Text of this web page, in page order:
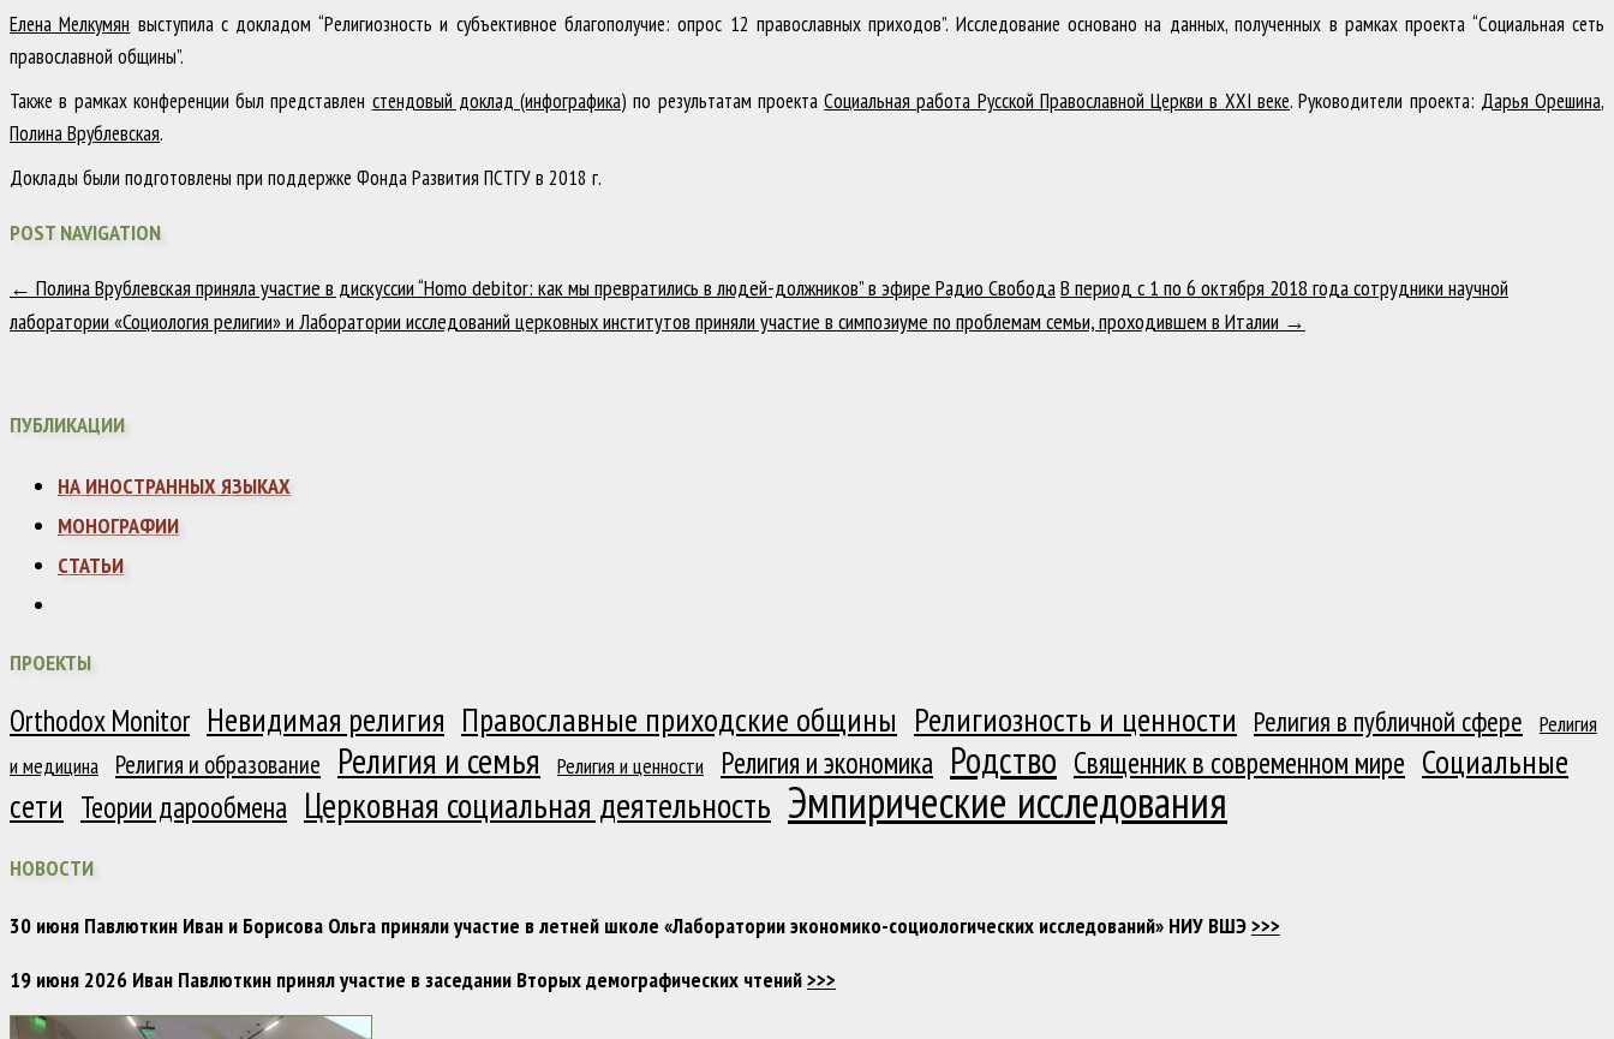
Елена Мелкумян выступила с докладом “Религиозность и субъективное благополучие: опрос 12 православных приходов”. Исследование основано на данных, полученных в рамках проекта “Социальная сеть
православной общины”.
Также в рамках конференции был представлен стендовый доклад (инфографика) по результатам проектаСоциальная работа Русской Православной Церкви в XXI веке. Руководители проекта: Дарья Орешина,
Полина Врублевская.
Доклады были подготовлены при поддержке Фонда Развития ПСТГУ в 2018 г.
POST NAVIGATION
← Полина Врублевская приняла участие в дискуссии “Homo debitor: как мы превратились в людей-должников” в эфире Радио СвободаВ период с 1 по 6 октября 2018 года сотрудники научной
лаборатории «Социология религии» и Лаборатории исследований церковных институтов приняли участие в симпозиуме по проблемам семьи, проходившем в Италии →
ПУБЛИКАЦИИ
НА ИНОСТРАННЫХ ЯЗЫКАХ
МОНОГРАФИИ
СТАТЬИ
ПРОЕКТЫ
Orthodox Monitor Невидимая религия Православные приходские общины Религиозность и ценности Религия в публичной сфере
Религия
и медицина
Религия и образование Религия и семья Религия и ценности Религия и экономика Родство Священник в современном мире Социальные
сети Теории дарообмена Церковная социальная деятельность Эмпирические исследования
НОВОСТИ
30 июня Павлюткин Иван и Борисова Ольга приняли участие в летней школе «Лаборатории экономико-социологических исследований» НИУ ВШЭ>>>
19 июня 2026 Иван Павлюткин принял участие в заседании Вторых демографических чтений>>>